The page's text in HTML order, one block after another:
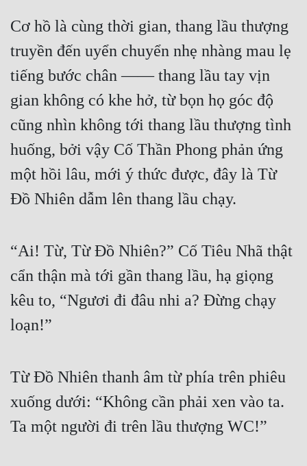
Cơ hồ là cùng thời gian, thang lầu thượng
truyền đến uyển chuyển nhẹ nhàng mau lẹ
tiếng bước chân —— thang lầu tay vịn
gian không có khe hở, từ bọn họ góc độ
cũng nhìn không tới thang lầu thượng tình
huống, bởi vậy Cố Thần Phong phản ứng
một hồi lâu, mới ý thức được, đây là Từ
Đồ Nhiên dẫm lên thang lầu chạy.
“Ai! Từ, Từ Đồ Nhiên?” Cố Tiêu Nhã thật
cẩn thận mà tới gần thang lầu, hạ giọng
kêu to, “Ngươi đi đâu nhi a? Đừng chạy
loạn!”
Từ Đồ Nhiên thanh âm từ phía trên phiêu
xuống dưới: “Không cần phải xen vào ta.
Ta một người đi trên lầu thượng WC!”